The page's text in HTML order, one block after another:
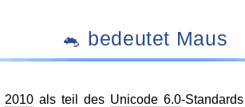
🐁 bedeutet Maus
2010als teil des Unicode 6.0-